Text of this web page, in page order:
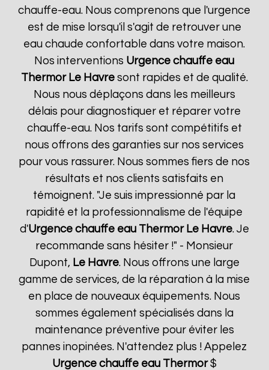
chauffe-eau. Nous comprenons que l'urgence
est de mise lorsqu'il s'agit de retrouver une
eau chaude confortable dans votre maison.
Nos interventions Urgence chauffe eau
Thermor Le Havresont rapides et de qualité.
Nous nous déplaçons dans les meilleurs
délais pour diagnostiquer et réparer votre
chauffe-eau. Nos tarifs sont compétitifs et
nous offrons des garanties sur nos services
pour vous rassurer. Nous sommes fiers de nos
résultats et nos clients satisfaits en
témoignent. "Je suis impressionné par la
rapidité et la professionnalisme de l'équipe
d'Urgence chauffe eau Thermor Le Havre. Je
recommande sans hésiter !" - Monsieur
Dupont, Le Havre. Nous offrons une large
gamme de services, de la réparation à la mise
en place de nouveaux équipements. Nous
sommes également spécialisés dans la
maintenance préventive pour éviter les
pannes inopinées. N'attendez plus ! Appelez
Urgence chauffe eau Thermor$